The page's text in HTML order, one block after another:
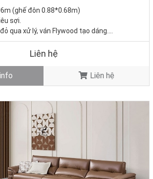
(ghế đôn 0.88*0.68m)
sợi.
qua xử lý, ván Flywood tạo dáng.
cao cấp
Liên hệ
Liên hệ